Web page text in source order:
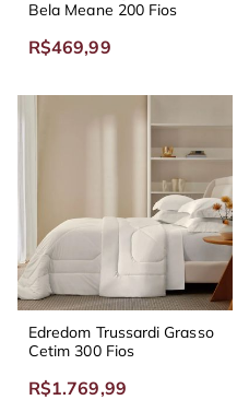
Bela Meane 200 Fios
R$469,99
Edredom Trussardi Grasso
Cetim 300 Fios
R$1.769,99